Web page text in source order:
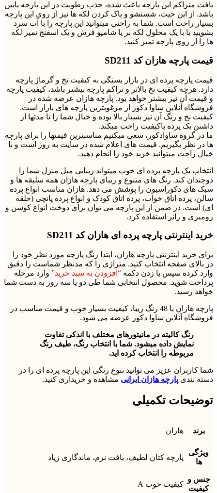
بافت متراکم این پارچه باعث شده، جذب رطوبت در این پارچه پایین
باشد. از این حیث، شستشو و پاک کردن لکه ها نیز از روی این پارچه
بسیار راحت است. شما به راحتی میتوانید این پارچه را با آب سرد
بشویید یا با یک محلول لکه بر یا شامپو فرش و یک اسفنج تمیز لکه
ها را از روی پارچه تمیز کنید.
قیمت پارچه هازان کد SD211
قیمت پارچه پرده ای در بازار بستگی به کیفیت نخ و گرماژ پارچه
دارد. هرچه کیفیت نخ بالاتر و تراکم پارچه بیشتر باشد، کیفیت پارچه
و قیمت آن نیز بیشتر خواهد بود. پارچه هازان عرضه شده در
فروشگاه آنلاین ساوا دکور از مرغوبترین پارچه های بازار است.
کیفیت نخ و رنگ آن نیز بسیار بالا بوده و خیال شما را تا مدتها از
داشتن یک پرده باکیفیت راحت میکند.
ما در گروه ساوادکور، سعی میکنیم مناسبترین قیمتها را برای پارچه
ها در نظر بگیریم. قیمت های اعلام شده در سایت به روز است و با
خیال راحت میتوانید خرید خود را انجام دهید.
انتخاب یک پارچه پرده ای خوب میتواند زیبایی مبل منزل شما را
دوچندان کند. رنگ های متنوع و زیبای پارچه هازان همه سلیقه ها و
سبک های دکوراسیون را پوشش می دهد. هازان مناسب انواع پرده
سالن، پرده اتاق خواب، پرده اتاق کودک و انواع پرده پانچی (حلقه
ای) است. در ضمن از این پارچه می توان برای دوخت انواع کوسن و
رومیزی و رانر استفاده کرد.
خرید اینترنتی پارچه پرده ای هازان کد SD211
برای خرید اینترنتی پارچه هازان، ابتدا رنگ پارچه مورد نظر خود را
در بالای صفحه انتخاب کنید. متراژی را که مدنظر شماست را دقیق
وارد کرده سپس با زدن دکمه “افزودن به سبد خرید” وارد مرحله
پرداخت شوید. محصول انتخابی شما طی دو یا سه روز به دست شما
خواهد رسید.
پارچه هازان با 48 رنگ زیبا، کیفیت بسیار خوب و قیمت مناسب در
فروشگاه آنلاین ساوا دکور عرضه می شود.
رنگ کالیته در مانیتورهای مختلف با اندکی تفاوت
نمایش داده میشود. شما با انتخاب رنگ، طیف رنگ
مربوطه را انتخاب کرده اید.
شما کاربران عزیز می توانید تنوع رنگی این پارچه پرده ای را در
دسته بندی پارچه هازان ایرانی مشاهده و خریداری کنید.
توضیحات تکمیلی
برند هازان
ویژگی
ها
پارچه کتان لطیف، بافت نرم، ماندگاری زیاد
جنس و
کیفیت
کیفیت خوب A